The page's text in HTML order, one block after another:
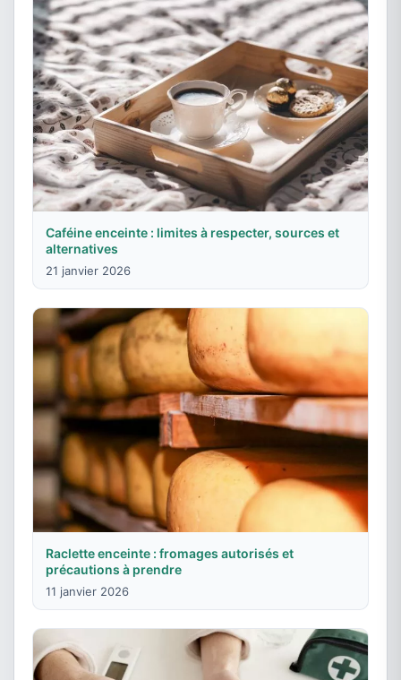
Caféine enceinte : limites à respecter, sources et
alternatives
21 janvier 2026
Raclette enceinte : fromages autorisés et
précautions à prendre
11 janvier 2026